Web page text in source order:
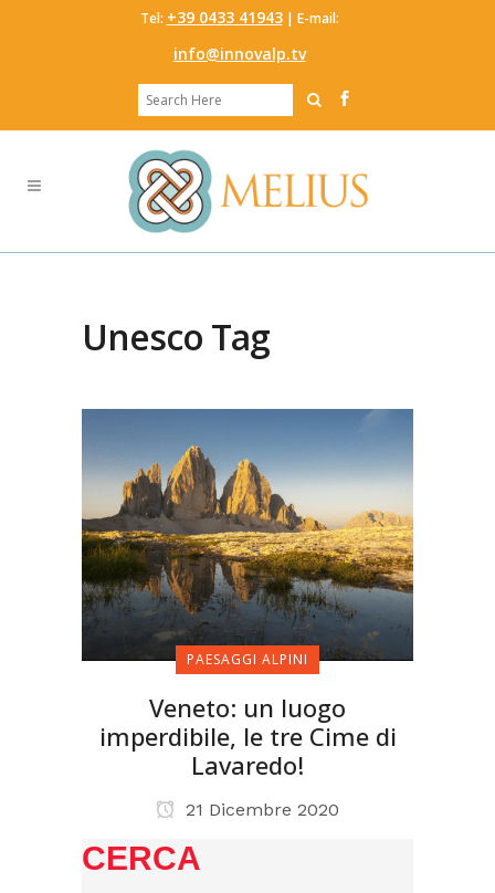
Tel: ‭+39 0433 41943‬ | E-mail:
info@innovalp.tv
Unesco Tag
PAESAGGI ALPINI
Veneto: un luogo
imperdibile, le tre Cime di
Lavaredo!
21 Dicembre 2020
CERCA